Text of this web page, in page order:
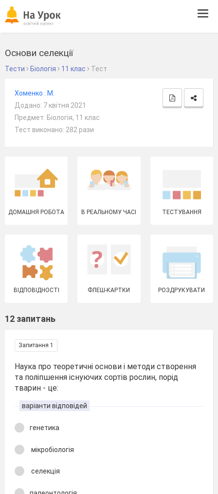
Основи селекції
Тести Біологія 11 клас Тест
Хоменко . М.
Додано: 7 квітня 2021
Предмет: Біологія, 11 клас
Тест виконано: 282 рази
ДОМАШНЯ РОБОТА В РЕАЛЬНОМУ ЧАСІ ТЕСТУВАННЯ
ВІДПОВІДНОСТІ ФЛЕШ-КАРТКИ РОЗДРУКУВАТИ
12 запитань
Запитання 1
Наука про теоретичні основи і методи створення
та поліпшення існуючих сортів рослин, порід
тварин - це:
варіанти відповідей
генетика
мікробіологія
селекція